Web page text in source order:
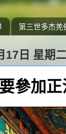
第三世多杰羌
17日 星期
參加